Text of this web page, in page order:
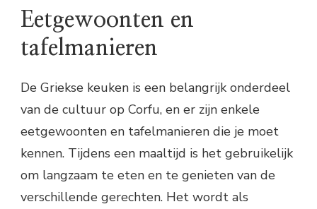
Eetgewoonten en
tafelmanieren
De Griekse keuken is een belangrijk onderdeel
van de cultuur op Corfu, en er zijn enkele
eetgewoonten en tafelmanieren die je moet
kennen. Tijdens een maaltijd is het gebruikelijk
om langzaam te eten en te genieten van de
verschillende gerechten. Het wordt als